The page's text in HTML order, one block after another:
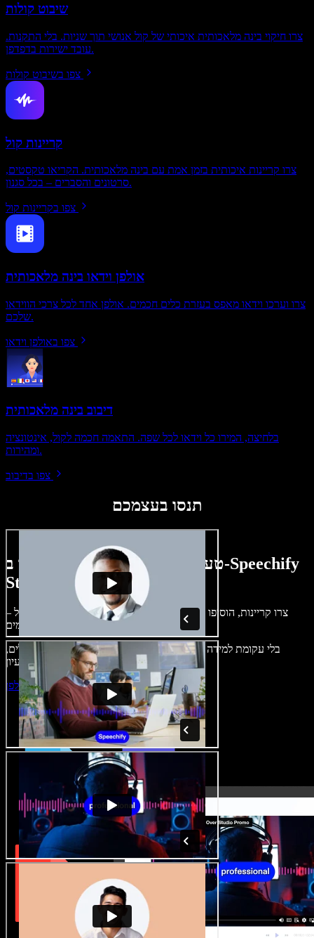
שיבוט קולות
צרו חיקוי בינה מלאכותית איכותי של קול אנושי תוך שניות. בלי התקנות.
עובד ישירות בדפדפן.
צפו בשיבוט קולות
קריינות קול
צרו קריינות איכותית בזמן אמת עם בינה מלאכותית. הקריאו טקסטים,
סרטונים והסברים – בכל סגנון.
צפו בקריינות קול
אולפן וידאו בינה מלאכותית
צרו וערכו וידאו מאפס בעזרת כלים חכמים. אולפן אחד לכל צרכי הווידאו
שלכם.
צפו באולפן וידאו
דיבוב בינה מלאכותית
בלחיצה, המירו כל וידאו לכל שפה. התאמה חכמה לקול, אינטונציה
ומהירות.
צפו בדיבוב
תנסו בעצמכם
טעימה קטנה ממה שתוכלו ליצור ב-Speechify
Studio.
צרו קריינות, הוסיפו תמונות ללא זכויות, אודיו, סרטונים ושיבוט קול –
בלי עקומת למידה – הכול זמין בדפדפן. יוצרי תוכן כבר לא מוגבלים,
התחילו ליצור באולפן